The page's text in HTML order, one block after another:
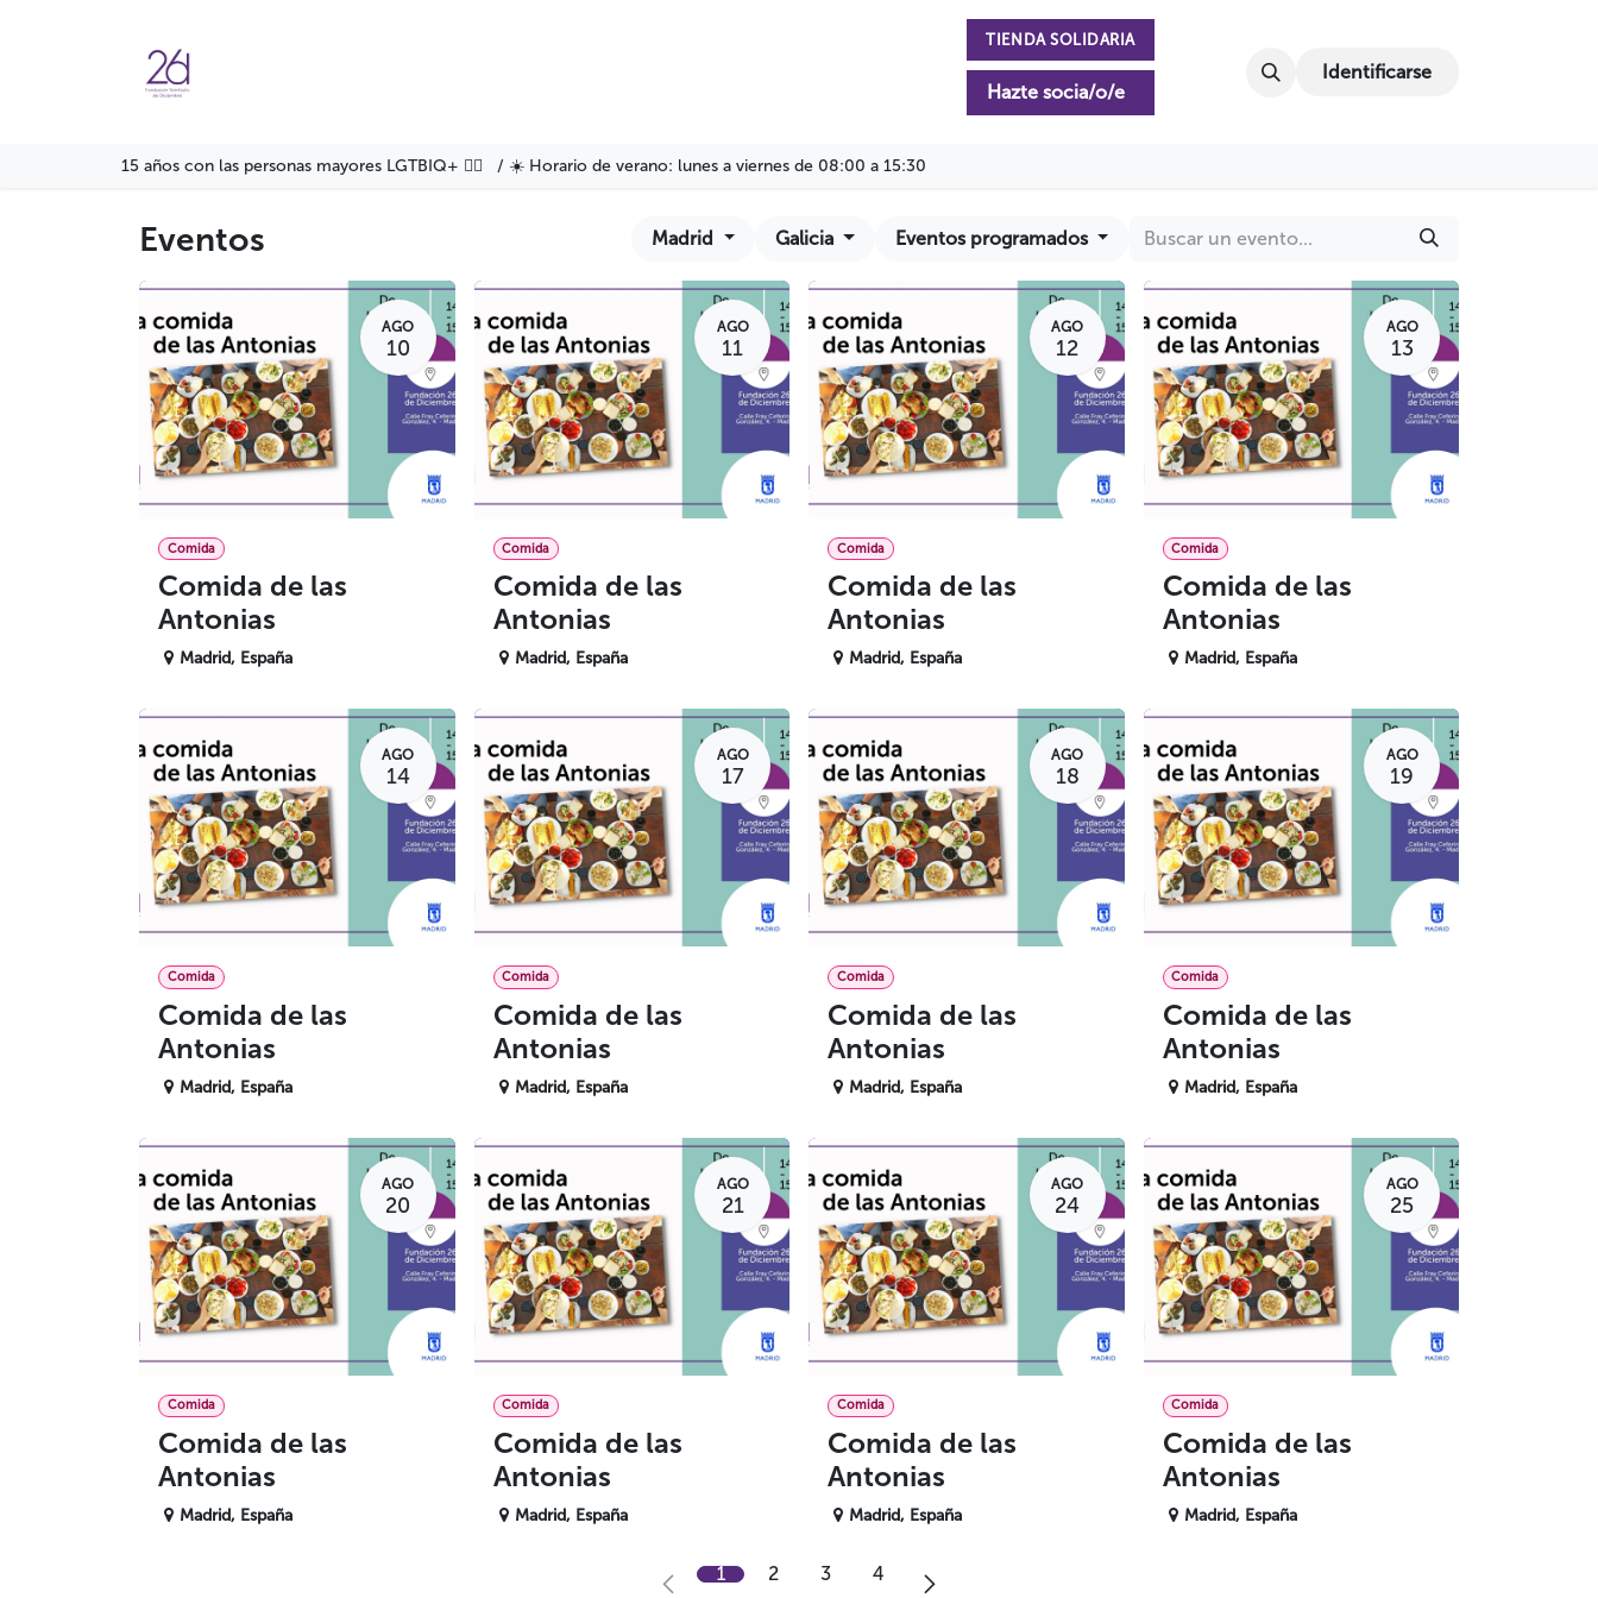
TIENDA SOLIDARIA
Hazte socia/o/e
Identificarse
15 años con las personas mayores LGTBIQ+ 🏳️‍🌈 / ☀️ Horario de verano: lunes a viernes de 08:00 a 15:30
Eventos Madrid Galicia Eventos programados
AGO
10
Comida
Comida de las
Antonias
Madrid, España
AGO
11
Comida
Comida de las
Antonias
Madrid, España
AGO
12
Comida
Comida de las
Antonias
Madrid, España
AGO
13
Comida
Comida de las
Antonias
Madrid, España
AGO
14
Comida
Comida de las
Antonias
Madrid, España
AGO
17
Comida
Comida de las
Antonias
Madrid, España
AGO
18
Comida
Comida de las
Antonias
Madrid, España
AGO
19
Comida
Comida de las
Antonias
Madrid, España
AGO
20
Comida
Comida de las
Antonias
Madrid, España
AGO
21
Comida
Comida de las
Antonias
Madrid, España
AGO
24
Comida
Comida de las
Antonias
Madrid, España
AGO
25
Comida
Comida de las
Antonias
Madrid, España
1 2 3 4